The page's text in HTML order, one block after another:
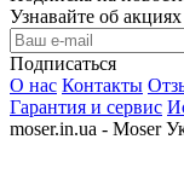
Узнавайте об
Подписаться
О нас Контакты
Гарантия и сервис
moser.in.ua - Moser